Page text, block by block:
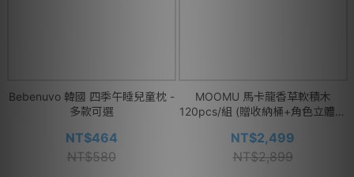
Bebenuvo 韓國 四季午睡兒童枕 -
多款可選
NT$464
NT$580
MOOMU 馬卡龍香草軟積木
120pcs/組 (贈收納桶+角色立體場
NT$2,499
NT$2,899